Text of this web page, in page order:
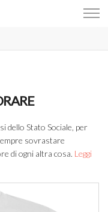
dello Stato Sociale, per
sovrastare
di ogni altra cosa. Leggi